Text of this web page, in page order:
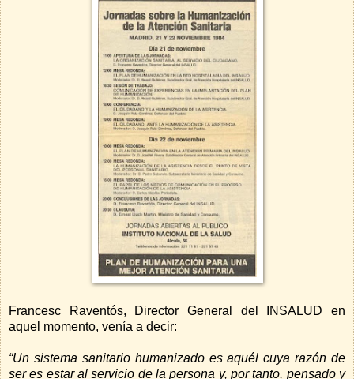
Francesc Raventós, Director General del INSALUD en
aquel momento, venía a decir:
“Un sistema sanitario humanizado es aquél cuya razón de
ser es estar al servicio de la persona y, por tanto, pensado y